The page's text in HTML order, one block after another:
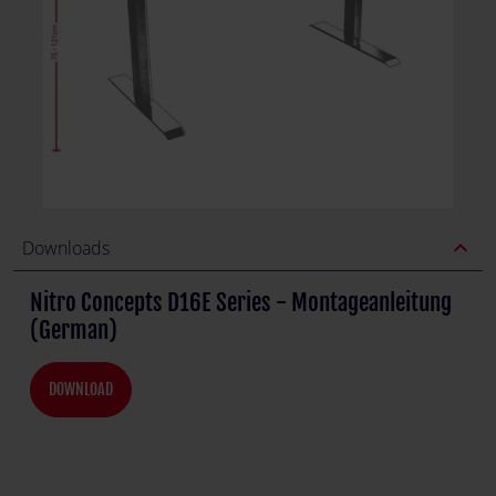
Downloads expand_less
Nitro Concepts D16E Series - Montageanleitung
(German)
DOWNLOAD